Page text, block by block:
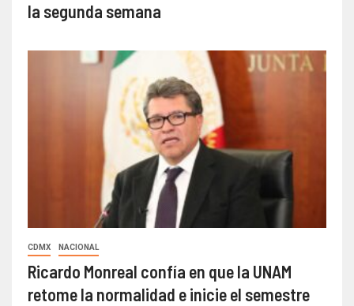
la segunda semana
CDMX NACIONAL
Ricardo Monreal confía en que la UNAM
retome la normalidad e inicie el semestre